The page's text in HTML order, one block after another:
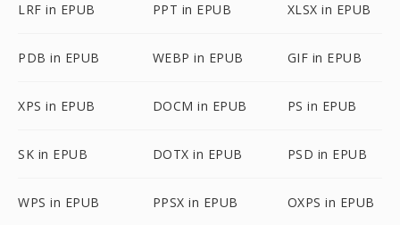
LRF in EPUB PPT in EPUB XLSX in EPUB
PDB in EPUB WEBP in EPUB GIF in EPUB
XPS in EPUB DOCM in EPUB PS in EPUB
SK in EPUB DOTX in EPUB PSD in EPUB
WPS in EPUB PPSX in EPUB OXPS in EPUB